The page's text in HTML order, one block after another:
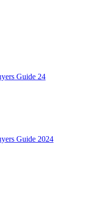
Guide 24
Guide 2024